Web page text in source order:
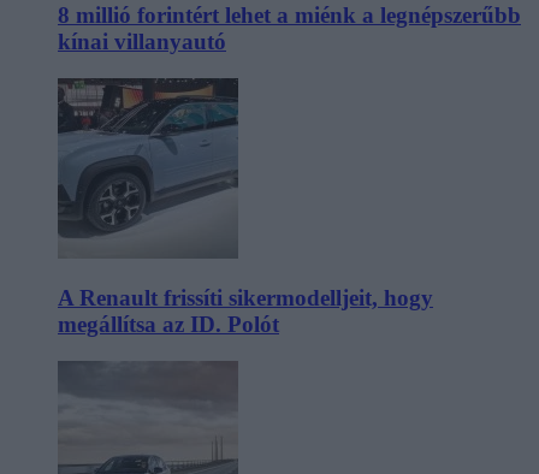
8 millió forintért lehet a miénk a legnépszerűbb
kínai villanyautó
A Renault frissíti sikermodelljeit, hogy
megállítsa az ID. Polót